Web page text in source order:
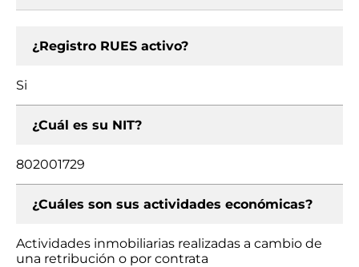
¿Registro RUES activo?
Si
¿Cuál es su NIT?
802001729
¿Cuáles son sus actividades económicas?
Actividades inmobiliarias realizadas a cambio de
una retribución o por contrata